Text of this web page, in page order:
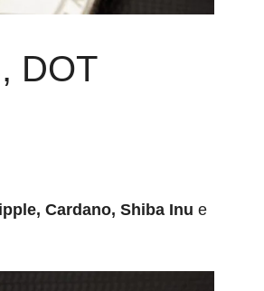
DOT
Cardano, Shiba Inu e